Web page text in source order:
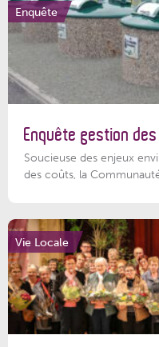
Enquête
Enquête gestion
Soucieuse des enjeux
des coûts, la
Vie Locale